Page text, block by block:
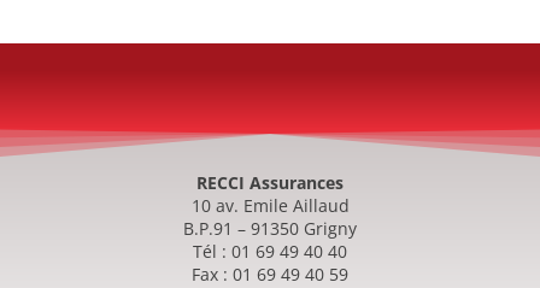
RECCI Assurances
10 av. Emile Aillaud
B.P.91 – 91350 Grigny
Tél : 01 69 49 40 40
Fax : 01 69 49 40 59